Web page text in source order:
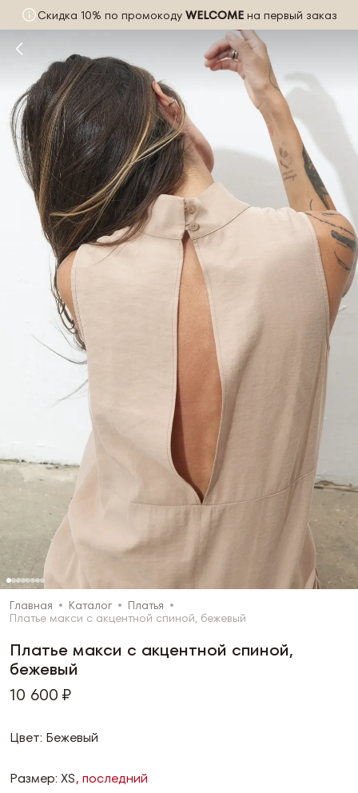
Скидка 10% по промокоду WELCOME на первый заказ
Главная Каталог
Платья
Платье макси с акцентной спиной, бежевый
Платье макси с акцентной спиной,
бежевый
10 600 ₽
Цвет: Бежевый
Размер: XS, последний